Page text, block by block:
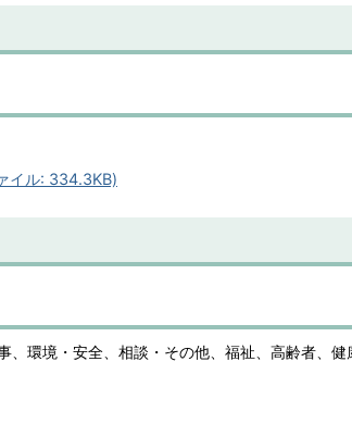
イル: 334.3KB)
、環境・安全、相談・その他、福祉、高齢者、健